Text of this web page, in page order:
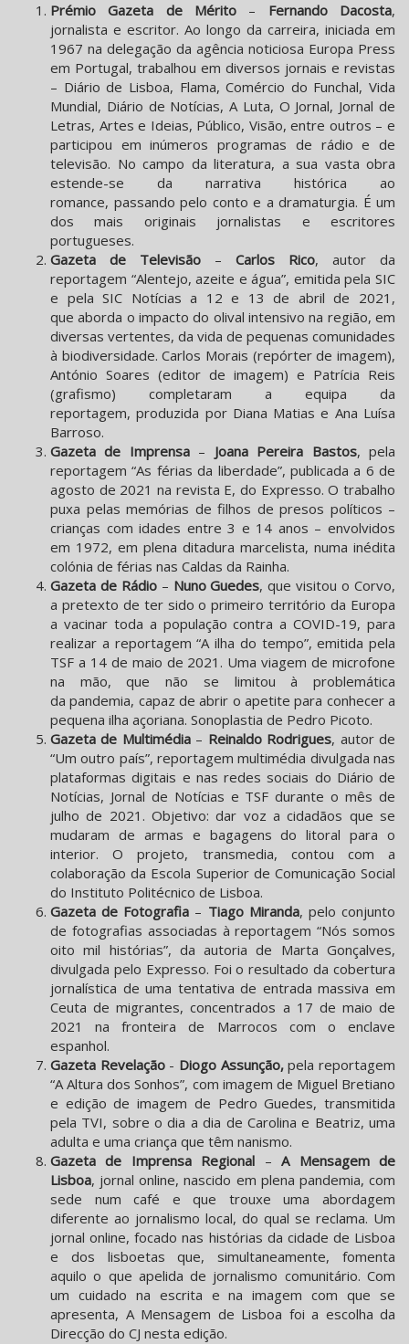
Prémio Gazeta de Mérito – Fernando Dacosta,
jornalista e escritor. Ao longo da carreira, iniciada em
1967 na delegação da agência noticiosa Europa Press
em Portugal, trabalhou em diversos jornais e revistas
– Diário de Lisboa, Flama, Comércio do Funchal, Vida
Mundial, Diário de Notícias, A Luta, O Jornal, Jornal de
Letras, Artes e Ideias, Público, Visão, entre outros – e
participou em inúmeros programas de rádio e de
televisão. No campo da literatura, a sua vasta obra
estende-se da narrativa histórica ao
romance, passando pelo conto e a dramaturgia. É um
dos mais originais jornalistas e escritores
portugueses.
Gazeta de Televisão – Carlos Rico, autor da
reportagem “Alentejo, azeite e água”, emitida pela SIC
e pela SIC Notícias a 12 e 13 de abril de 2021,
que aborda o impacto do olival intensivo na região, em
diversas vertentes, da vida de pequenas comunidades
à biodiversidade. Carlos Morais (repórter de imagem),
António Soares (editor de imagem) e Patrícia Reis
(grafismo) completaram a equipa da
reportagem, produzida por Diana Matias e Ana Luísa
Barroso.
Gazeta de Imprensa– Joana Pereira Bastos, pela
reportagem “As férias da liberdade”, publicada a 6 de
agosto de 2021 na revista E, do Expresso. O trabalho
puxa pelas memórias de filhos de presos políticos –
crianças com idades entre 3 e 14 anos – envolvidos
em 1972, em plena ditadura marcelista, numa inédita
colónia de férias nas Caldas da Rainha.
Gazeta de Rádio– Nuno Guedes, que visitou o Corvo,
a pretexto de ter sido o primeiro território da Europa
a vacinar toda a população contra a COVID-19, para
realizar a reportagem “A ilha do tempo”, emitida pela
TSF a 14 de maio de 2021. Uma viagem de microfone
na mão, que não se limitou à problemática
da pandemia, capaz de abrir o apetite para conhecer a
pequena ilha açoriana. Sonoplastia de Pedro Picoto.
Gazeta de Multimédia – Reinaldo Rodrigues, autor de
“Um outro país”, reportagem multimédia divulgada nas
plataformas digitais e nas redes sociais do Diário de
Notícias, Jornal de Notícias e TSF durante o mês de
julho de 2021. Objetivo: dar voz a cidadãos que se
mudaram de armas e bagagens do litoral para o
interior. O projeto, transmedia, contou com a
colaboração da Escola Superior de Comunicação Social
do Instituto Politécnico de Lisboa.
Gazeta de Fotografia – Tiago Miranda, pelo conjunto
de fotografias associadas à reportagem “Nós somos
oito mil histórias”, da autoria de Marta Gonçalves,
divulgada pelo Expresso. Foi o resultado da cobertura
jornalística de uma tentativa de entrada massiva em
Ceuta de migrantes, concentrados a 17 de maio de
2021 na fronteira de Marrocos com o enclave
espanhol.
Gazeta Revelação- Diogo Assunção,pela reportagem
“A Altura dos Sonhos”, com imagem de Miguel Bretiano
e edição de imagem de Pedro Guedes, transmitida
pela TVI, sobre o dia a dia de Carolina e Beatriz, uma
adulta e uma criança que têm nanismo.
Gazeta de Imprensa Regional –A Mensagem de
Lisboa, jornal online, nascido em plena pandemia, com
sede num café e que trouxe uma abordagem
diferente ao jornalismo local, do qual se reclama. Um
jornal online, focado nas histórias da cidade de Lisboa
e dos lisboetas que, simultaneamente, fomenta
aquilo o que apelida de jornalismo comunitário. Com
um cuidado na escrita e na imagem com que se
apresenta, A Mensagem de Lisboa foi a escolha da
Direcção do CJ nesta edição.